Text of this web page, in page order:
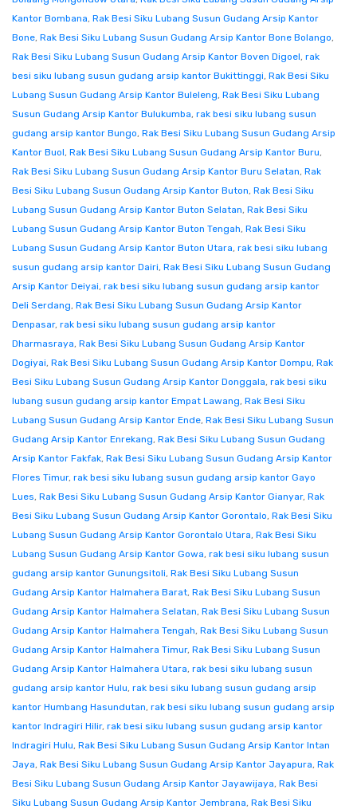
Kantor Bombana, Rak Besi Siku Lubang Susun Gudang Arsip Kantor
Bone, Rak Besi Siku Lubang Susun Gudang Arsip Kantor Bone Bolango,
Rak Besi Siku Lubang Susun Gudang Arsip Kantor Boven Digoel, rak
besi siku lubang susun gudang arsip kantor Bukittinggi, Rak Besi Siku
Lubang Susun Gudang Arsip Kantor Buleleng, Rak Besi Siku Lubang
Susun Gudang Arsip Kantor Bulukumba, rak besi siku lubang susun
gudang arsip kantor Bungo, Rak Besi Siku Lubang Susun Gudang Arsip
Kantor Buol, Rak Besi Siku Lubang Susun Gudang Arsip Kantor Buru,
Rak Besi Siku Lubang Susun Gudang Arsip Kantor Buru Selatan, Rak
Besi Siku Lubang Susun Gudang Arsip Kantor Buton, Rak Besi Siku
Lubang Susun Gudang Arsip Kantor Buton Selatan, Rak Besi Siku
Lubang Susun Gudang Arsip Kantor Buton Tengah, Rak Besi Siku
Lubang Susun Gudang Arsip Kantor Buton Utara, rak besi siku lubang
susun gudang arsip kantor Dairi, Rak Besi Siku Lubang Susun Gudang
Arsip Kantor Deiyai, rak besi siku lubang susun gudang arsip kantor
Deli Serdang, Rak Besi Siku Lubang Susun Gudang Arsip Kantor
Denpasar, rak besi siku lubang susun gudang arsip kantor
Dharmasraya, Rak Besi Siku Lubang Susun Gudang Arsip Kantor
Dogiyai, Rak Besi Siku Lubang Susun Gudang Arsip Kantor Dompu, Rak
Besi Siku Lubang Susun Gudang Arsip Kantor Donggala, rak besi siku
lubang susun gudang arsip kantor Empat Lawang, Rak Besi Siku
Lubang Susun Gudang Arsip Kantor Ende, Rak Besi Siku Lubang Susun
Gudang Arsip Kantor Enrekang, Rak Besi Siku Lubang Susun Gudang
Arsip Kantor Fakfak, Rak Besi Siku Lubang Susun Gudang Arsip Kantor
Flores Timur, rak besi siku lubang susun gudang arsip kantor Gayo
Lues, Rak Besi Siku Lubang Susun Gudang Arsip Kantor Gianyar, Rak
Besi Siku Lubang Susun Gudang Arsip Kantor Gorontalo, Rak Besi Siku
Lubang Susun Gudang Arsip Kantor Gorontalo Utara, Rak Besi Siku
Lubang Susun Gudang Arsip Kantor Gowa, rak besi siku lubang susun
gudang arsip kantor Gunungsitoli, Rak Besi Siku Lubang Susun
Gudang Arsip Kantor Halmahera Barat, Rak Besi Siku Lubang Susun
Gudang Arsip Kantor Halmahera Selatan, Rak Besi Siku Lubang Susun
Gudang Arsip Kantor Halmahera Tengah, Rak Besi Siku Lubang Susun
Gudang Arsip Kantor Halmahera Timur, Rak Besi Siku Lubang Susun
Gudang Arsip Kantor Halmahera Utara, rak besi siku lubang susun
gudang arsip kantor Hulu, rak besi siku lubang susun gudang arsip
kantor Humbang Hasundutan, rak besi siku lubang susun gudang arsip
kantor Indragiri Hilir, rak besi siku lubang susun gudang arsip kantor
Indragiri Hulu, Rak Besi Siku Lubang Susun Gudang Arsip Kantor Intan
Jaya, Rak Besi Siku Lubang Susun Gudang Arsip Kantor Jayapura, Rak
Besi Siku Lubang Susun Gudang Arsip Kantor Jayawijaya, Rak Besi
Siku Lubang Susun Gudang Arsip Kantor Jembrana, Rak Besi Siku